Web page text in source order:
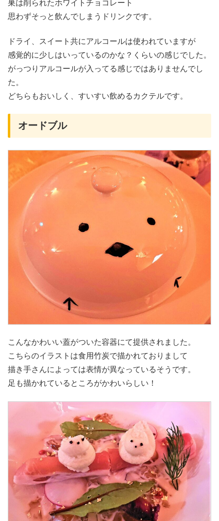
巣は削られたホワイトチョコレート
思わずそっと飲んでしまうドリンクです。
ドライ、スイート共にアルコールは使われていますが
感覚的に少しはいっているのかな？くらいの感じでした。
がっつりアルコールが入ってる感じではありませんでし
た。
どちらもおいしく、すいすい飲めるカクテルです。
オードブル
こんなかわいい蓋がついた容器にて提供されました。
こちらのイラストは食用竹炭で描かれておりまして
描き手さんによっては表情が異なっているそうです。
足も描かれているところがかわいらしい！